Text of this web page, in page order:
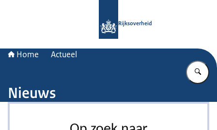
Rijksoverheid
Home Actueel
Nieuws